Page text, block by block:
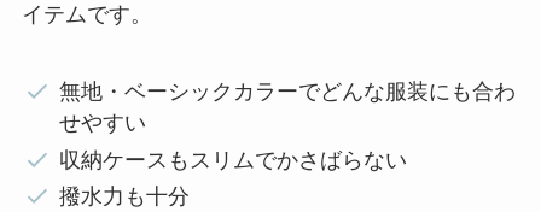
イテムです。
無地・ベーシックカラーでどんな服装にも合わ
せやすい
収納ケースもスリムでかさばらない
撥水力も十分